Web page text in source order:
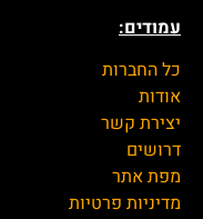
עמודים:
כל החברות
אודות
יצירת קשר
דרושים
מפת אתר
מדיניות פרטיות